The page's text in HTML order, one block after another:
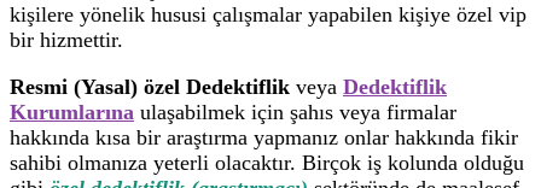
kişilere yönelik hususi çalışmalar yapabilen kişiye özel vip
bir hizmettir.
Resmi (Yasal) özel Dedektiflik veya Dedektiflik
Kurumlarına ulaşabilmek için şahıs veya firmalar
hakkında kısa bir araştırma yapmanız onlar hakkında fikir
sahibi olmanıza yeterli olacaktır. Birçok iş kolunda olduğu